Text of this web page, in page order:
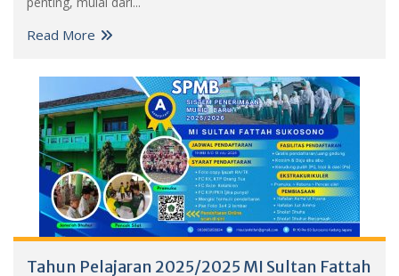
Read More
Tahun Pelajaran 2025/2025 MI Sultan Fattah